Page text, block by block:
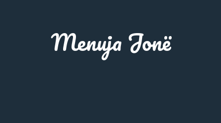
Menuja Jonë